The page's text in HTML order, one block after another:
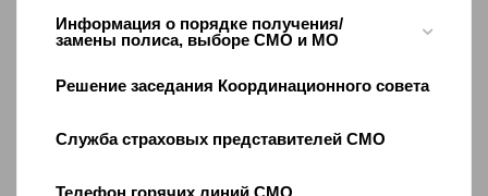
Информация о порядке получения/
замены полиса, выборе СМО и МО
Решение заседания Координационного совета
Служба страховых представителей СМО
Телефон горячих линий СМО